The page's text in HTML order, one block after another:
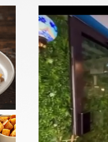
SALADES
Commander